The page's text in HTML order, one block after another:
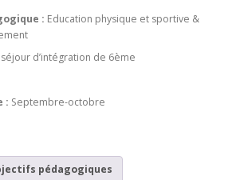
: Education physique et sportive &
séjour d’intégration de 6ème
: Septembre-octobre
pédagogiques